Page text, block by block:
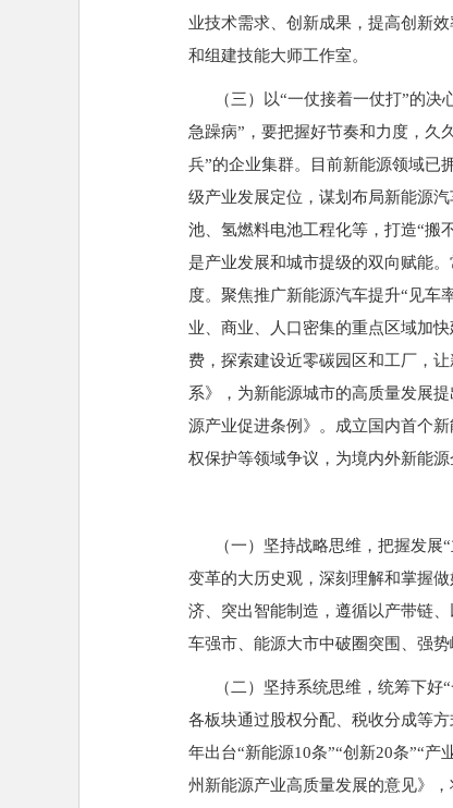
业技术需求、创新成果，提高创新
和组建技能大师工作室。
（三）以“一仗接着一仗打”的决
急躁病”，要把握好节奏和力度，久
兵”的企业集群。目前新能源领域已
级产业发展定位，谋划布局新能源
池、氢燃料电池工程化等，打造“搬
是产业发展和城市提级的双向赋能
度。聚焦推广新能源汽车提升“见车
业、商业、人口密集的重点区域加
费，探索建设近零碳园区和工厂，
系》，为新能源城市的高质量发展
源产业促进条例》。成立国内首个
权保护等领域争议，为境内外新能
（一）坚持战略思维，把握发展“
变革的大历史观，深刻理解和掌握
济、突出智能制造，遵循以产带链
车强市、能源大市中破圈突围、强
（二）坚持系统思维，统筹下好“
各板块通过股权分配、税收分成等
年出台“新能源10条”“创新20条”“
州新能源产业高质量发展的意见》